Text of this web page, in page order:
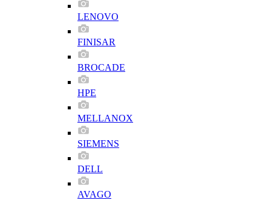
LENOVO
FINISAR
BROCADE
HPE
MELLANOX
SIEMENS
DELL
AVAGO